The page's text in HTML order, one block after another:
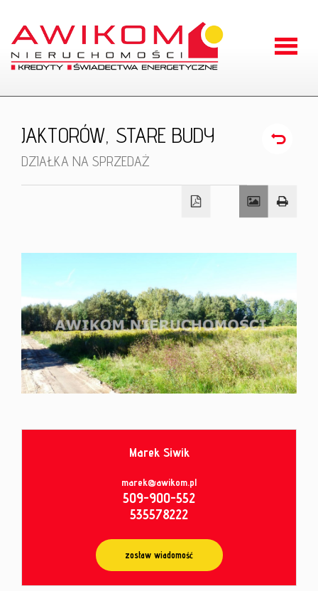
od
umowy
JAKTORÓW, STARE BUDY
DZIAŁKA NA SPRZEDAŻ
Marek Siwik
marek@awikom.pl
509-900-552
535578222
zostaw wiadomość